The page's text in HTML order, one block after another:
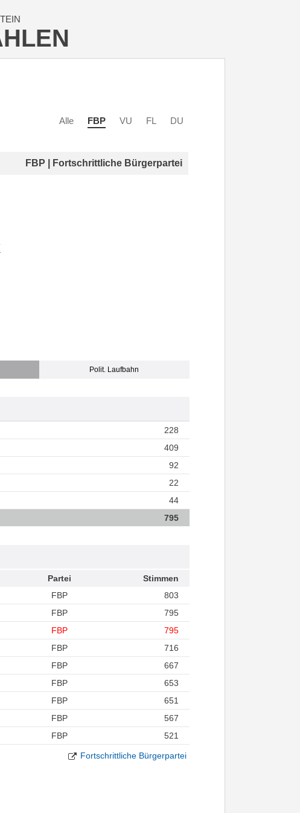
Alle FBP VU FL DU
FBP | Fortschrittliche Bürgerpartei
Polit. Laufbahn
228
409
92
22
44
795
Partei
Stimmen
FBP
803
FBP
795
FBP
795
FBP
716
FBP
667
FBP
653
FBP
651
FBP
567
FBP 521
Fortschrittliche Bürgerpartei